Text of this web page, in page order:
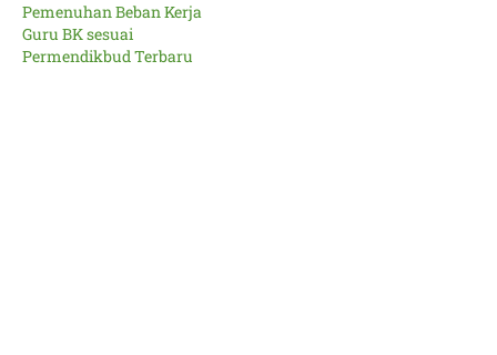
Pemenuhan Beban Kerja
Guru BK sesuai
Permendikbud Terbaru